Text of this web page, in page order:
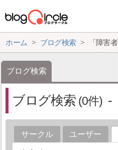
ホーム ブログ検索 「障害
ブログ検索
ブログ検索 0
サークル ユーザー